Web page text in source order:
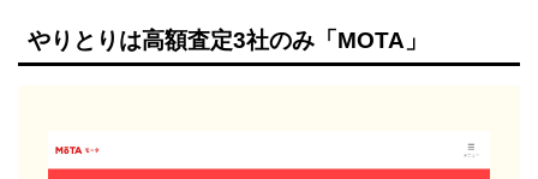
やりとりは高額査定3社のみ「MOTA」